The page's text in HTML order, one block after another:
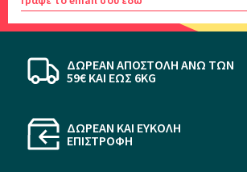
ΔΩΡΕΑΝ ΑΠΟΣΤΟΛΗ ΆΝΩ ΤΩΝ
59€ KAI ΕΩΣ 6KG
ΔΩΡΕΑΝ ΚΑΙ ΕΥΚΟΛΗ
ΕΠΙΣΤΡΟΦΗ